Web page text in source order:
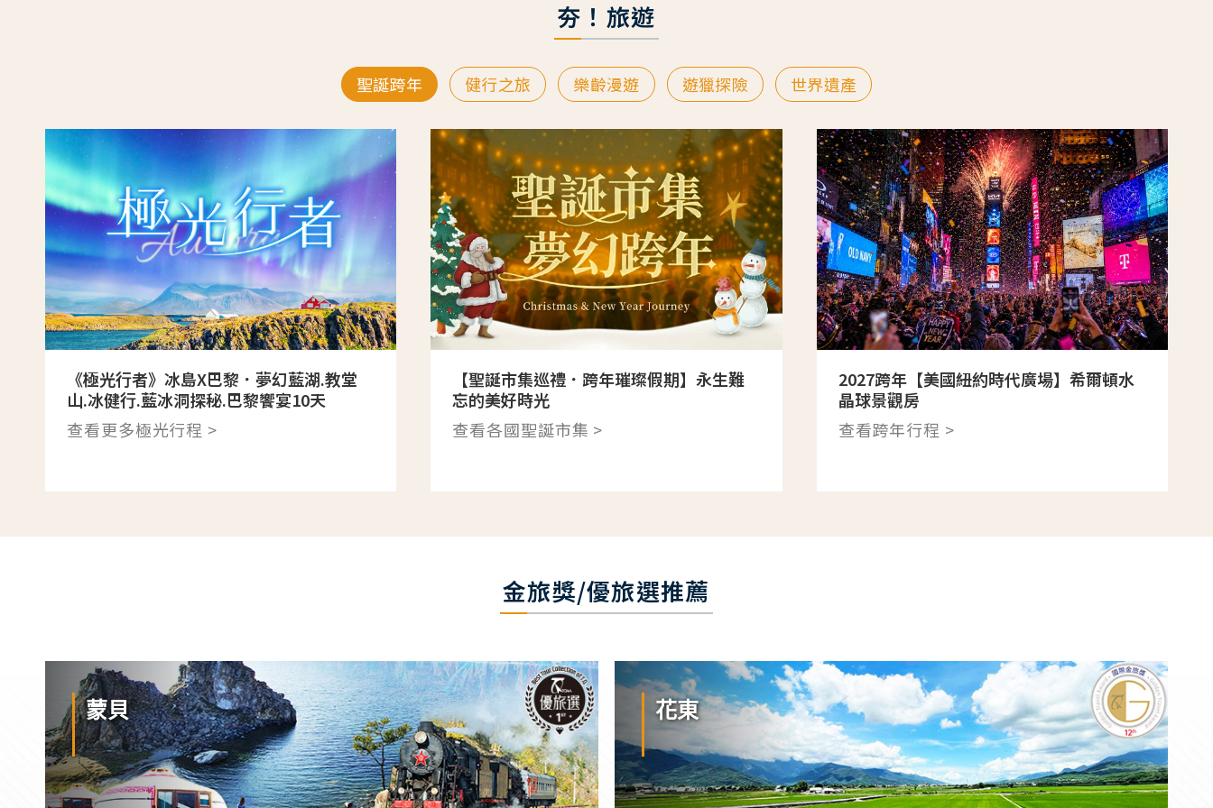
夯！旅遊
聖誕跨年 健行之旅 樂齡漫遊 遊獵探險 世界遺產
《極光行者》冰島X巴黎．夢幻藍湖.教堂
山.冰健行.藍冰洞探秘.巴黎饗宴10天
查看更多極光行程 >
【聖誕市集巡禮．跨年璀璨假期】永生難
忘的美好時光
查看各國聖誕市集 >
2027跨年【美國紐約時代廣場】希爾頓水
晶球景觀房
查看跨年行程 >
金旅獎/優旅選推薦
蒙貝 花東